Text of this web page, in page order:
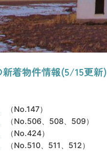
着物件情報(5/15更新)
（No.147）
（No.506、508、509）
（No.424）
（No.510、511、512）